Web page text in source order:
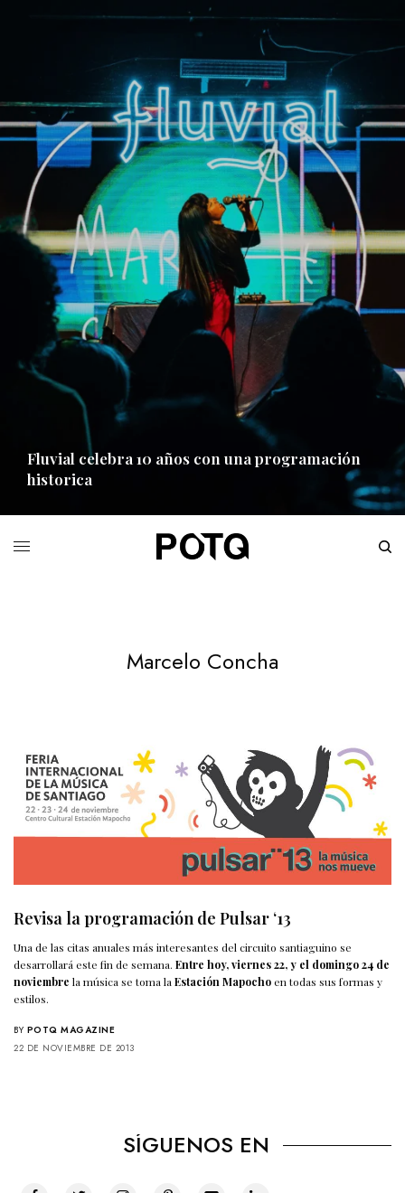
Fluvial celebra 10 años con una programación
historica
Marcelo Concha
Revisa la programación de Pulsar ‘13
Una de las citas anuales más interesantes del circuito santiaguino se
desarrollará este fin de semana.Entre hoy, viernes 22, y el domingo 24 de
noviembre la música se toma laEstación Mapochoen todas sus formas y
estilos.
BY POTQ MAGAZINE
22 DE NOVIEMBRE DE 2013
SÍGUENOS EN